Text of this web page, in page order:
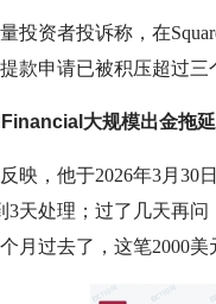
投资者投诉称，在
款申请已被积压超过三
大规模出金拖延
映，他于2026年3月30
3天处理；过了几天再
月过去了，这笔2000美